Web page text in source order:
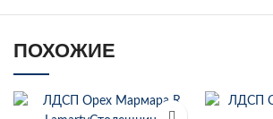
ПОХОЖИЕ